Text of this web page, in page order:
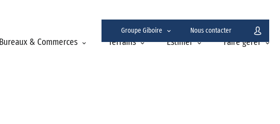
Bureaux & Commerces Terrains Estimer Faire gérer
Groupe Giboire Nous contacter